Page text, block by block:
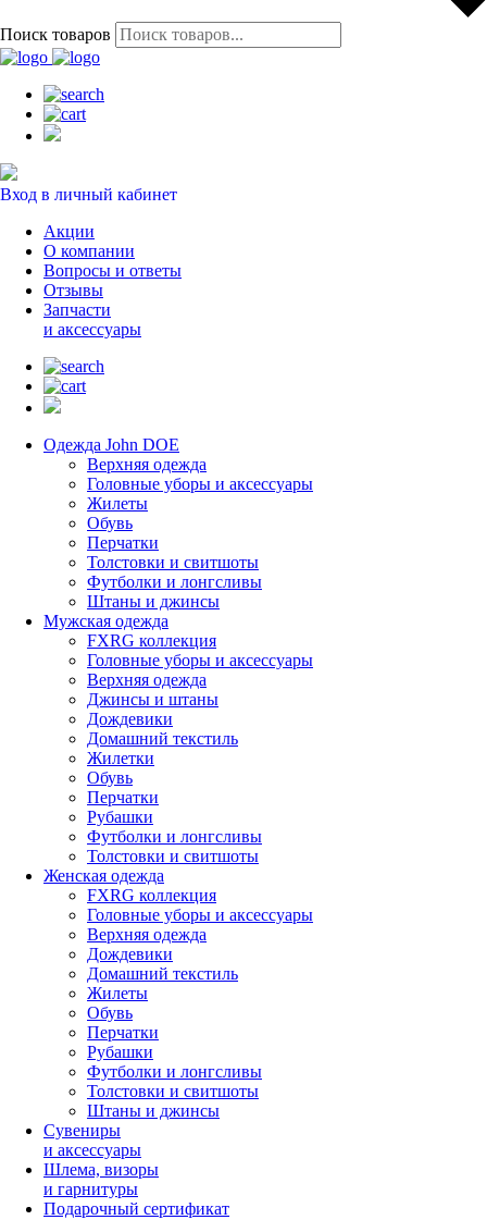
Поиск товаров
Вход в личный кабинет
Акции
О компании
Вопросы и ответы
Отзывы
Запчасти
и аксессуары
Одежда John DOE
Верхняя одежда
Головные уборы и аксессуары
Жилеты
Обувь
Перчатки
Толстовки и свитшоты
Футболки и лонгсливы
Штаны и джинсы
Мужская одежда
FXRG коллекция
Головные уборы и аксессуары
Верхняя одежда
Джинсы и штаны
Дождевики
Домашний текстиль
Жилетки
Обувь
Перчатки
Рубашки
Футболки и лонгсливы
Толстовки и свитшоты
Женская одежда
FXRG коллекция
Головные уборы и аксессуары
Верхняя одежда
Дождевики
Домашний текстиль
Жилеты
Обувь
Перчатки
Рубашки
Футболки и лонгсливы
Толстовки и свитшоты
Штаны и джинсы
Сувениры
и аксессуары
Шлема, визоры
и гарнитуры
Подарочный сертификат